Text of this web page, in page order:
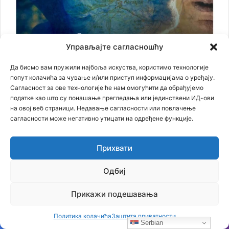
Управљајте сагласношћу
Да бисмо вам пружили најбоља искуства, користимо технологије
попут колачића за чување и/или приступ информацијама о уређају.
Сагласност за ове технологије ће нам омогућити да обрађујемо
податке као што су понашање прегледања или јединствени ИД-ови
на овој веб страници. Недавање сагласности или повлачење
сагласности може негативно утицати на одређене функције.
Прихвати
Одбиј
Прикажи подешавања
Политика колачићаЗаштита приватности
Најновији чланци
Бојанић: БЕОГРАЂАНИ У ЦАРИГРАДУ – ТРАГ БОЛНЕ СЕОБЕ
Serbian